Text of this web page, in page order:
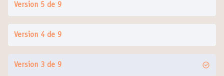
Version 5 de 9
Version 4 de 9
Version 3 de 9